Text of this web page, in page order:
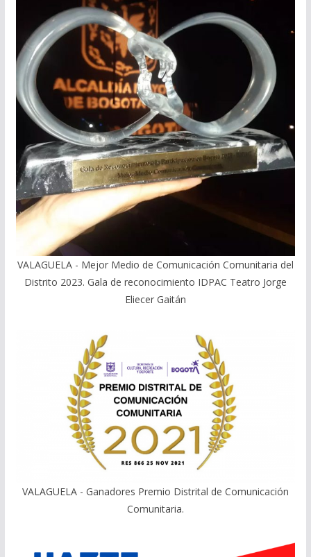
VALAGUELA - Mejor Medio de Comunicación Comunitaria del
Distrito 2023. Gala de reconocimiento IDPAC Teatro Jorge
Eliecer Gaitán
VALAGUELA - Ganadores Premio Distrital de Comunicación
Comunitaria.